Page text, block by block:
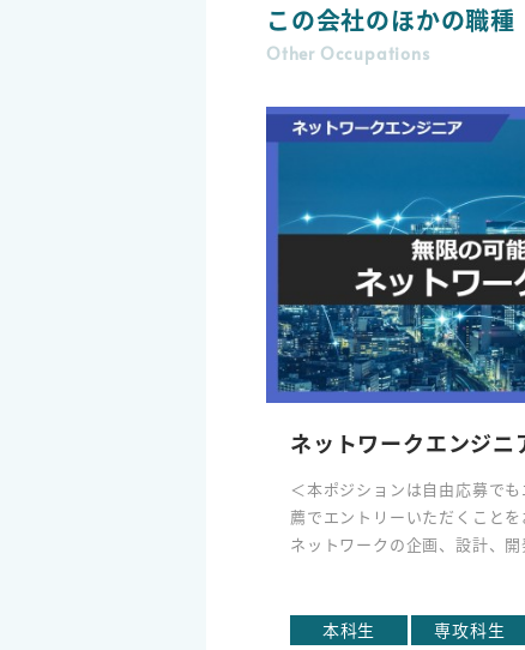
この会社のほかの職種
Other Occupations
ネットワークエンジニ
＜本ポジションは自由応募で
薦でエントリーいただくこと
ネットワークの企画、設計​、
ラインを提供しています​。
本科生 専攻科生